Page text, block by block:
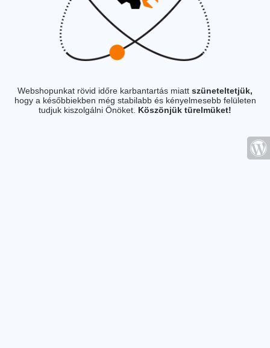
Webshopunkat rövid időre karbantartás miatt szüneteltetjük,
hogy a későbbiekben még stabilabb és kényelmesebb felületen
tudjuk kiszolgálni Önöket. Köszönjük türelmüket!